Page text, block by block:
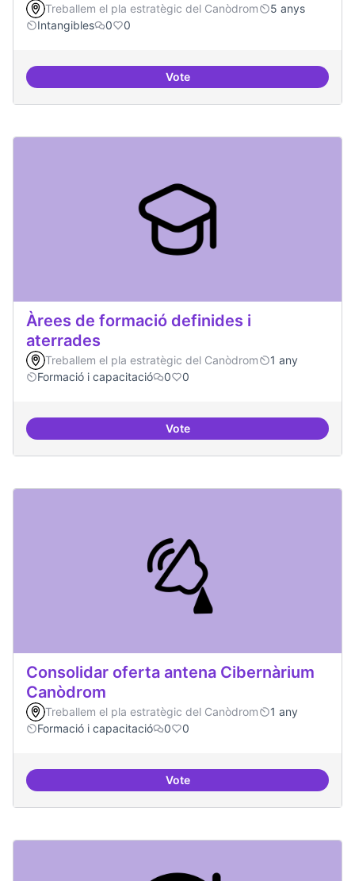
Treballem el pla estratègic del Canòdrom
5 anys
Intangibles
0 0
VotePunt de defensa de Drets Digitals
Àrees de formació definides i
aterrades
Treballem el pla estratègic del Canòdrom
1 any
Formació i capacitació
0 0
VoteÀrees de formació definides i
Consolidar oferta antena Cibernàrium
Canòdrom
Treballem el pla estratègic del Canòdrom
1 any
Formació i capacitació
0 0
VoteConsolidar oferta antena